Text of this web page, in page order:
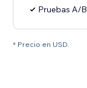
Pruebas A/B
* Precio en USD.